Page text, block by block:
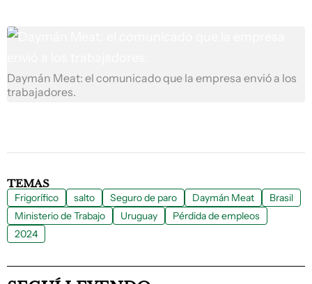
Daymán Meat: el comunicado que la empresa envió a los
trabajadores.
TEMAS
Frigorífico salto Seguro de paro Daymán Meat
Brasil
Ministerio de Trabajo
Uruguay
Pérdida de empleos
2024